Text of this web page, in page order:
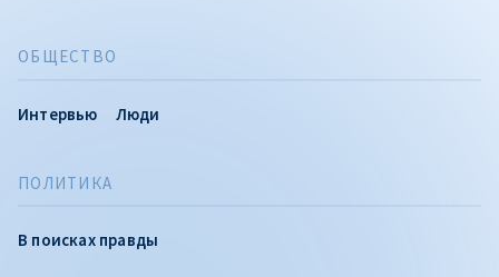
ПОЛИТИКА
В поисках правды
ОБЩЕСТВО
Интервью Люди